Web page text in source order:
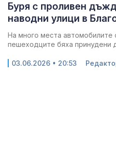
Буря с проливен
наводни улици в
На много места автомобилите
пешеходците бяха принудени
03.06.2026 • 20:53